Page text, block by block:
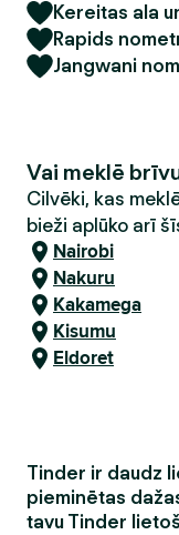
Kereitas ala
Rapids
Jangwani
Vai meklē
Cilvēki, kas
bieži aplūko arī
Nairobi
Nakuru
Kakamega
Kisumu
Eldoret
Tinder ir daudz
pieminētas
tavu Tinder